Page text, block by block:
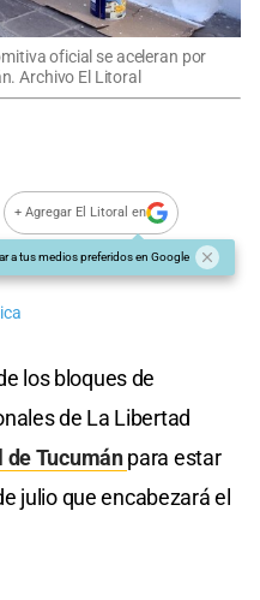
oficial se aceleran por
Archivo El Litoral
+ Agregar El Litoral en
a tus medios preferidos en Google
los bloques de
de La Libertad
de Tucumánpara estar
julio que encabezará el